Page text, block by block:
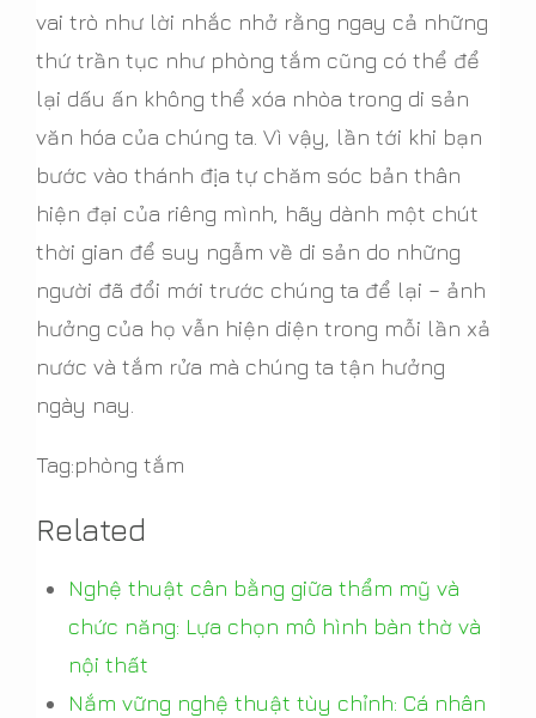
vai trò như lời nhắc nhở rằng ngay cả những
thứ trần tục như phòng tắm cũng có thể để
lại dấu ấn không thể xóa nhòa trong di sản
văn hóa của chúng ta. Vì vậy, lần tới khi bạn
bước vào thánh địa tự chăm sóc bản thân
hiện đại của riêng mình, hãy dành một chút
thời gian để suy ngẫm về di sản do những
người đã đổi mới trước chúng ta để lại – ảnh
hưởng của họ vẫn hiện diện trong mỗi lần xả
nước và tắm rửa mà chúng ta tận hưởng
ngày nay.
Tag:phòng tắm
Related
Nghệ thuật cân bằng giữa thẩm mỹ và
chức năng: Lựa chọn mô hình bàn thờ và
nội thất
Nắm vững nghệ thuật tùy chỉnh: Cá nhân